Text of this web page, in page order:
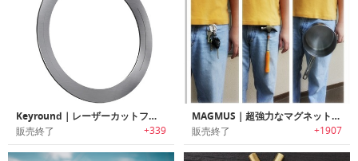
Keyround｜レーザーカットフラットデザインキーリング「キーラウンド」
販売終了 +339
MAGMUS｜超強力なマグネットを搭載した瞬時に着脱可能なマグネットキーリングホルダー「マグマス」
販売終了 +1907